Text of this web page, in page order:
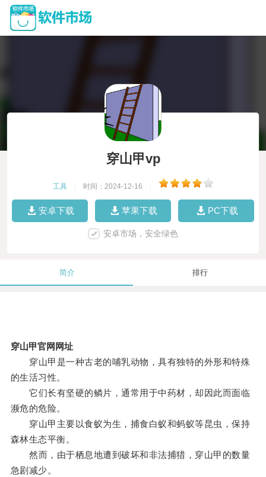
穿山甲vp
工具 时间：2024-12-16
安卓下载 苹果下载 PC下载
安卓市场，安全绿色
简介 排行
穿山甲官网网址
穿山甲是一种古老的哺乳动物，具有独特的外形和特殊
的生活习性。
它们长有坚硬的鳞片，通常用于中药材，却因此而面临
濒危的危险。
穿山甲主要以食蚁为生，捕食白蚁和蚂蚁等昆虫，保持
森林生态平衡。
然而，由于栖息地遭到破坏和非法捕猎，穿山甲的数量
急剧减少。